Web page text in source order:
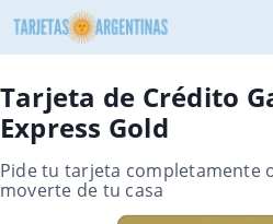
Tarjeta de Crédito
Express Gold
Pide tu tarjeta completamente
moverte de tu casa